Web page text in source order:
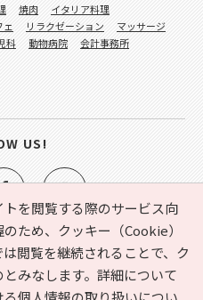
を閲覧する際のサービス向
ため、クッキー（Cookie）
閲覧を継続されることで、ク
みなします。詳細について
お気に入り
ヘルプ
いについて 運営会社
焼肉
イタリア料理
リラクゼーション
マッサージ
科 動物病院
会計事務所
US!